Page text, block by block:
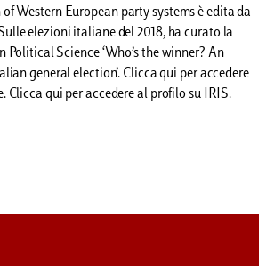
Western European party systems è edita da
elezioni italiane del 2018, ha curato la
Political Science ‘Who’s the winner? An
general election’. Clicca qui per accedere
Clicca qui per accedere al profilo su IRIS.